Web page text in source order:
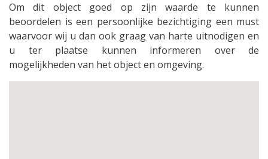
Om dit object goed op zijn waarde te kunnen
beoordelen is een persoonlijke bezichtiging een must
waarvoor wij u dan ook graag van harte uitnodigen en
u ter plaatse kunnen informeren over de
mogelijkheden van het object en omgeving.